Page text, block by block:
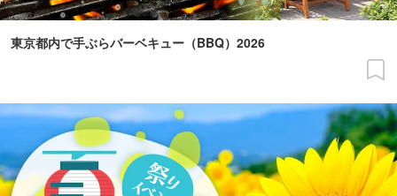
東京都内で手ぶらバーベキュー（BBQ）2026